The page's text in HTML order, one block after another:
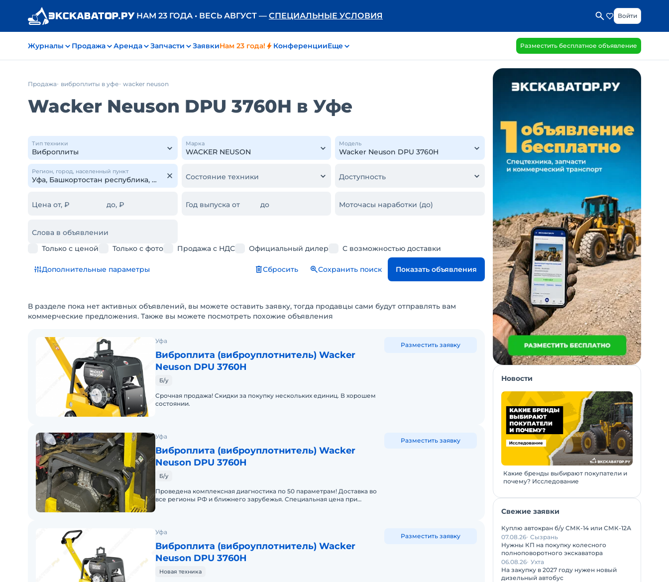
НАМ 23 ГОДА • ВЕСЬ АВГУСТ — СПЕЦИАЛЬНЫЕ УСЛОВИЯ Войти
Журналы Продажа Аренда Запчасти ЗаявкиНам 23 года! КонференцииЕще Разместить бесплатное объявление
Продажа виброплиты в уфе wacker neuson
Wacker Neuson DPU 3760H в Уфе
Тип техники Марка Модель
Регион, город, населенный пункт
Состояние техники Доступность
Цена от, ₽ до, ₽ Год выпуска от до Моточасы наработки (до)
Слова в объявлении
Только с ценой
Только с фото Продажа с НДС Официальный дилер С возможностью доставки
Дополнительные параметры Сбросить Сохранить поиск Показать объявления
В разделе пока нет активных объявлений, вы можете оставить заявку, тогда продавцы сами будут отправлять вам
коммерческие предложения. Также вы можете посмотреть похожие объявления
Уфа
Виброплита (виброуплотнитель) Wacker
Neuson DPU 3760H
Б/у
Срочная продажа! Скидки за покупку нескольких единиц. В хорошем
состоянии.
Разместить заявку
Уфа
Виброплита (виброуплотнитель) Wacker
Neuson DPU 3760H
Б/у
Проведена комплексная диагностика по 50 параметрам! Доставка во
все регионы РФ и ближнего зарубежья. Специальная цена при
Разместить заявку
Уфа
Виброплита (виброуплотнитель) Wacker
Neuson DPU 3760H
Новая техника
Разместить заявку
Новости
Какие бренды выбирают покупатели и
почему? Исследование
Свежие заявки
Куплю автокран б/у СМК-14 или СМК-12А
07.08.26 Сызрань
Нужны КП на покупку колесного
полноповоротного экскаватора
06.08.26 Ухта
На закупку в 2027 году нужен новый
дизельный автобус